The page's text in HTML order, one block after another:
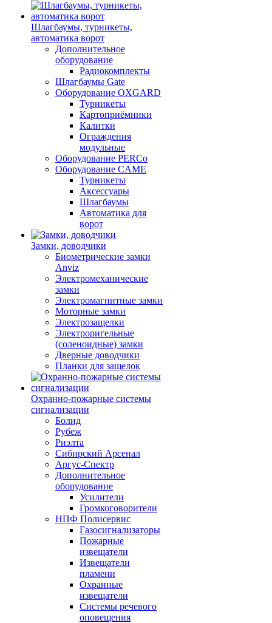
Шлагбаумы, турникеты,
автоматика ворот
Дополнительное
оборудование
Радиокомплекты
Шлагбаумы Gate
Оборудование OXGARD
Турникеты
Картоприёмники
Калитки
Ограждения
модульные
Оборудование PERCo
Оборудование CAME
Турникеты
Аксессуары
Шлагбаумы
Автоматика для
ворот
Замки, доводчики
Биометрические замки
Anviz
Электромеханические
замки
Электромагнитные замки
Моторные замки
Электрозащелки
Электроригельные
(cоленоидные) замки
Дверные доводчики
Планки для защелок
Охранно-пожарные системы
сигнализации
Болид
Рубеж
Риэлта
Сибирский Арсенал
Аргус-Спектр
Дополнительное
оборудование
Усилители
Громкоговорители
НПФ Полисервис
Газосигнализаторы
Пожарные
извещатели
Извещатели
пламени
Охранные
извещатели
Системы речевого
оповещения